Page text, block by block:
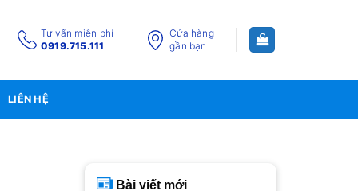
Tư vấn miễn phí
0919.715.111
Cửa hàng
gần bạn
LIÊN HỆ
Bài viết mới